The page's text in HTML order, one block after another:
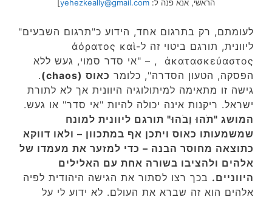
הראשי, אנא פנה ל: yehezkeally@gmail.com
לעומתם, רק בתרגום אחד, הידוע כ"תרגום השבעים"
ליוונית, תורגם ביטוי זה ל-ἀόρατος καὶ
ἀκατασκεύαστος , – "אי סדר סמוי, געש ללא
הפסקה, הטעון הסדרה", כלומר כאוס (chaos)
.
גישה זו מתאימה למיתולוגיה היוונית אך לא לתורת
ישראל. ריקנות אינה יכולה להיות "אי סדר" או געש.
המושג "תֹהוּ וָבֹהוּ" תורגם ליוונית למונח
שמשמעותו כאוס ויתכן אף במתכוון – ולאו דווקא
כתוצאה מחוסר הבנה – כדי למזער את מעמדו של
אלהים ולהציבו בשורה אחת עם האלילים
היווניים. בכך רצו לסתור את הגישה היהודית לפיה
אלהים הוא זה שברא את העולם. לא ידוע לי על